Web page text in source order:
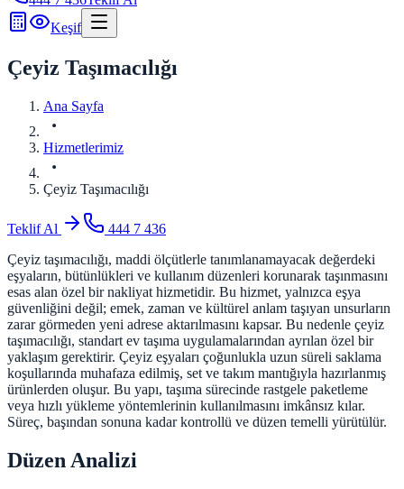
Keşif
Çeyiz Taşımacılığı
Ana Sayfa
Hizmetlerimiz
Çeyiz Taşımacılığı
Teklif Al
444 7 436
Çeyiz taşımacılığı, maddi ölçütlerle tanımlanamayacak değerdeki
eşyaların, bütünlükleri ve kullanım düzenleri korunarak taşınmasını
esas alan özel bir nakliyat hizmetidir. Bu hizmet, yalnızca eşya
güvenliğini değil; emek, zaman ve kültürel anlam taşıyan unsurların
zarar görmeden yeni adrese aktarılmasını kapsar. Bu nedenle çeyiz
taşımacılığı, standart ev taşıma uygulamalarından ayrılan özel bir
yaklaşım gerektirir. Çeyiz eşyaları çoğunlukla uzun süreli saklama
koşullarında muhafaza edilmiş, set ve takım mantığıyla hazırlanmış
ürünlerden oluşur. Bu yapı, taşıma sürecinde rastgele paketleme
veya hızlı yükleme yöntemlerinin kullanılmasını imkânsız kılar.
Süreç, başından sonuna kadar kontrollü ve düzen temelli yürütülür.
Düzen Analizi